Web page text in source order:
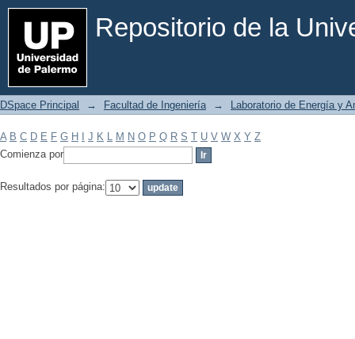
Repositorio de la
Filtrar por: Materia
DSpace Principal → Facultad de Ingeniería → Laboratorio de Energía y
A B C D E F G H J K L M N O P Q R S T U V W X Y Z
Comienza por
Resultados por página: